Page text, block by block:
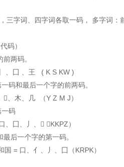
词、四字词各取一码， 多字词：
码）
两码。
、王 ( K S KW )
和最后一个字的前两码。
、几 （Y Z M J）
码
丿、 （KKPZ）
一个字的第一码。
、亻、丿、囗（KRPK）